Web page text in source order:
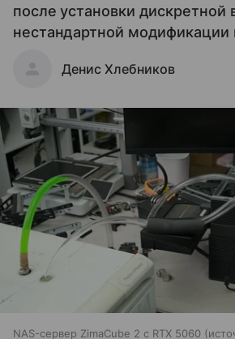
после установки дискретной
нестандартной модификации
Денис Хлебников
NAS-сервер ZimaCube 2 с RTX 5060